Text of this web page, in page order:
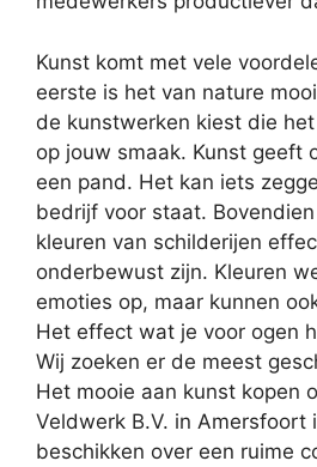
Kunst komt met vele
eerste is het van nature
de kunstwerken kiest die
op jouw smaak. Kunst geeft
een pand. Het kan iets
bedrijf voor staat.
kleuren van schilderijen
onderbewust zijn. Kleuren
emoties op, maar kunnen
Het effect wat je voor ogen
Wij zoeken er de meest
Het mooie aan kunst kopen
Veldwerk B.V. in Amersfoort
beschikken over een ruime